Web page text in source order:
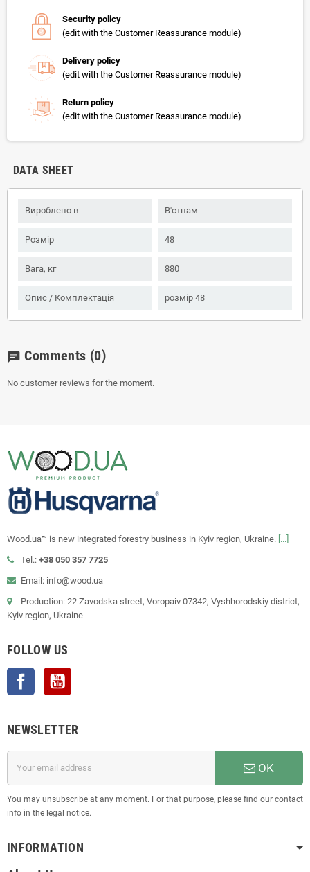
Security policy
(edit with the Customer Reassurance module)
Delivery policy
(edit with the Customer Reassurance module)
Return policy
(edit with the Customer Reassurance module)
DATA SHEET
Вироблено в В'єтнам
Розмір 48
Вага, кг 880
Опис / Комплектація розмір 48
chat Comments (0)
No customer reviews for the moment.
Wood.ua™ is new integrated forestry business in Kyiv region, Ukraine. [...]
Tel.: +38 050 357 7725
Email: info@wood.ua
Production: 22 Zavodska street, Voropaiv 07342, Vyshhorodskiy district,
Kyiv region, Ukraine
FOLLOW US
Facebook
NEWSLETTER
OK
You may unsubscribe at any moment. For that purpose, please find our contact
info in the legal notice.
INFORMATION